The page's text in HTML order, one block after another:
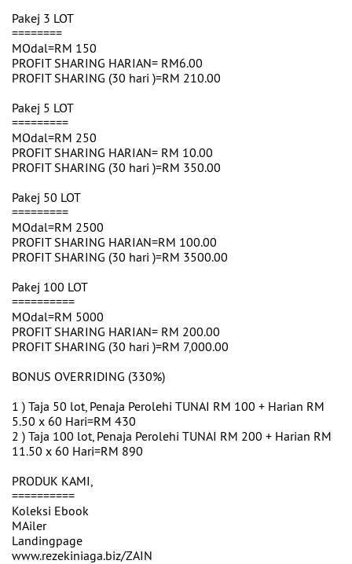
Pakej 3 LOT
========
MOdal=RM 150
PROFIT SHARING HARIAN= RM6.00
PROFIT SHARING (30 hari )=RM 210.00
Pakej 5 LOT
=========
MOdal=RM 250
PROFIT SHARING HARIAN= RM 10.00
PROFIT SHARING (30 hari )=RM 350.00
Pakej 50 LOT
=========
MOdal=RM 2500
PROFIT SHARING HARIAN=RM 100.00
PROFIT SHARING (30 hari )=RM 3500.00
Pakej 100 LOT
==========
MOdal=RM 5000
PROFIT SHARING HARIAN= RM 200.00
PROFIT SHARING (30 hari )=RM 7,000.00
BONUS OVERRIDING (330%)
1 ) Taja 50 lot, Penaja Perolehi TUNAI RM 100 + Harian RM
5.50 x 60 Hari=RM 430
2 ) Taja 100 lot, Penaja Perolehi TUNAI RM 200 + Harian RM
11.50 x 60 Hari=RM 890
PRODUK KAMI,
==========
Koleksi Ebook
MAiler
Landingpage
www.rezekiniaga.biz/ZAIN